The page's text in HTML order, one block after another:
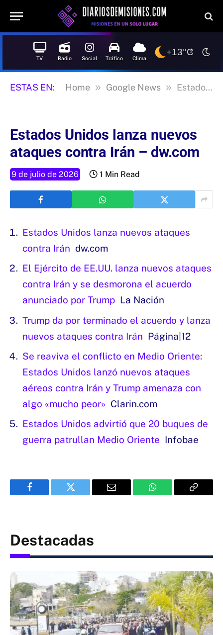
TV Radio Social Tráfico Clima
+13°C
ESTAS EN: Home » Google News » Estados Unidos lanza nuevos ataques contra Irán – dw.com
Estados Unidos lanza nuevos
ataques contra Irán – dw.com
9 de julio de 2026 1 Min Read
Estados Unidos lanza nuevos ataques
contra Irán dw.com
El Ejército de EE.UU. lanza nuevos ataques
contra Irán y se desmorona el acuerdo
anunciado por Trump La Nación
Trump da por terminado el acuerdo y lanza
nuevos ataques contra Irán Página|12
Se reaviva el conflicto en Medio Oriente:
Estados Unidos lanzó nuevos ataques
aéreos contra Irán y Trump amenaza con
algo «mucho peor» Clarin.com
Estados Unidos advirtió que 20 buques de
guerra patrullan Medio Oriente Infobae
Facebook Twitter Email WhatsApp Copy
Destacadas